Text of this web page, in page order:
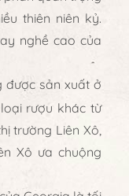
thiên niên kỷ.
nghề cao của
được sản xuất ở
rượu khác từ
trường Liên Xô,
Xô ưa chuộng